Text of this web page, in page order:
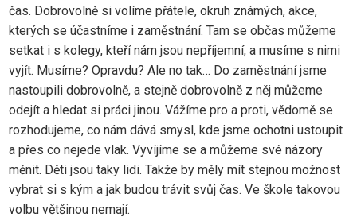
čas. Dobrovolně si volíme přátele, okruh známých, akce,
kterých se účastníme i zaměstnání. Tam se občas můžeme
setkat i s kolegy, kteří nám jsou nepříjemní, a musíme s nimi
vyjít. Musíme? Opravdu? Ale no tak… Do zaměstnání jsme
nastoupili dobrovolně, a stejně dobrovolně z něj můžeme
odejít a hledat si práci jinou. Vážíme pro a proti, vědomě se
rozhodujeme, co nám dává smysl, kde jsme ochotni ustoupit
a přes co nejede vlak. Vyvíjíme se a můžeme své názory
měnit. Děti jsou taky lidi. Takže by měly mít stejnou možnost
vybrat si s kým a jak budou trávit svůj čas. Ve škole takovou
volbu většinou nemají.